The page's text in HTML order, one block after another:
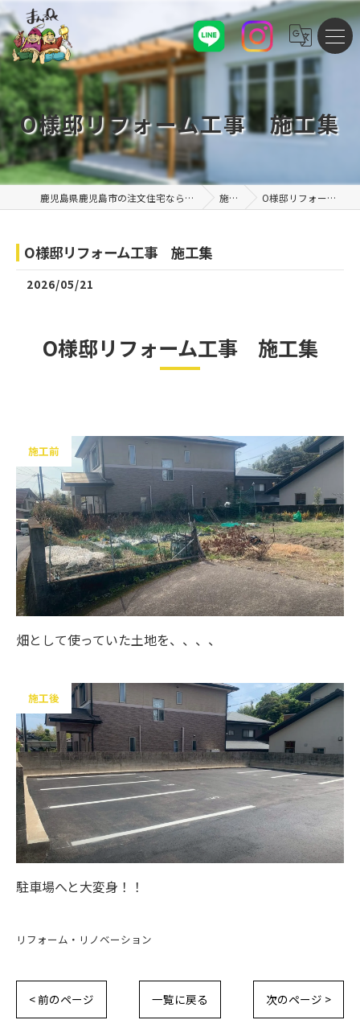
O様邸リフォーム工事 施工集
鹿児島県鹿児島市の注文住宅なら株式会社まんぷくハウス 施工例 O様邸リフォーム工事 施工集
O様邸リフォーム工事 施工集
2026/05/21
O様邸リフォーム工事 施工集
施工前
畑として使っていた土地を、、、、
施工後
駐車場へと大変身！！
リフォーム・リノベーション
< 前のページ 一覧に戻る 次のページ >